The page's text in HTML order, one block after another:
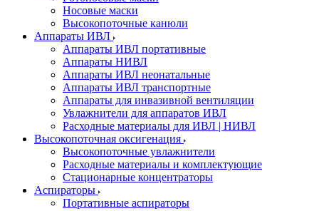
Носовые маски
Высокопоточные канюли
Аппараты ИВЛ
Аппараты ИВЛ портативные
Аппараты НИВЛ
Аппараты ИВЛ неонатальные
Аппараты ИВЛ транспортные
Аппараты для инвазивной вентиляции
Увлажнители для аппаратов ИВЛ
Расходные материалы для ИВЛ | НИВЛ
Высокопоточная оксигенация
Высокопоточные увлажнители
Расходные материалы и комплектующие
Стационарные концентраторы
Аспираторы
Портативные аспираторы